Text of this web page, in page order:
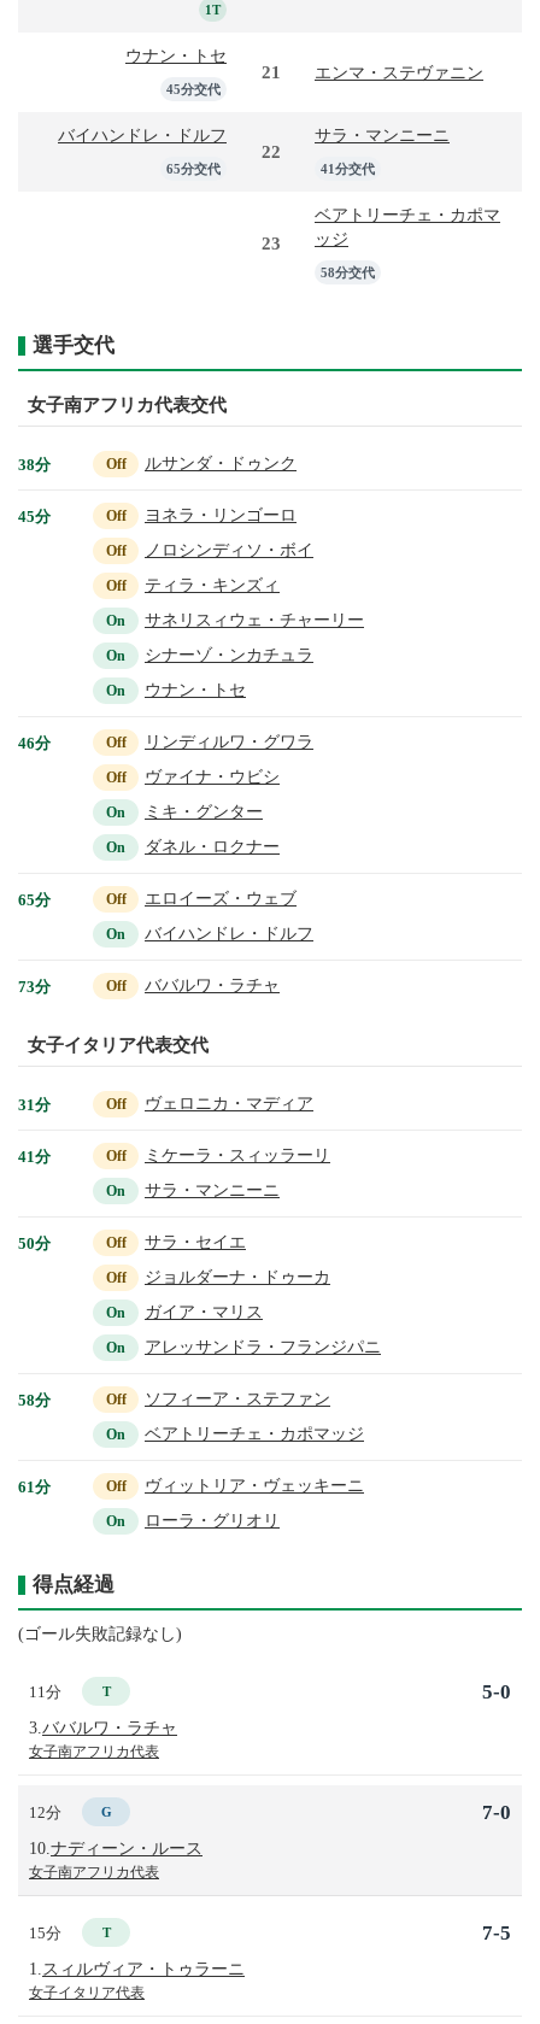
1T
ウナン・トセ
45分交代
21 エンマ・ステヴァニン
バイハンドレ・ドルフ
65分交代
22
サラ・マンニーニ
41分交代
23
ベアトリーチェ・カポマ
ッジ
58分交代
選手交代
女子南アフリカ代表交代
38分 Off ルサンダ・ドゥンク
45分 Off ヨネラ・リンゴーロ
Off ノロシンディソ・ボイ
Off ティラ・キンズィ
On サネリスィウェ・チャーリー
On シナーゾ・ンカチュラ
On ウナン・トセ
46分 Off リンディルワ・グワラ
Off ヴァイナ・ウビシ
On ミキ・グンター
On ダネル・ロクナー
65分 Off エロイーズ・ウェブ
On バイハンドレ・ドルフ
73分 Off ババルワ・ラチャ
女子イタリア代表交代
31分 Off ヴェロニカ・マディア
41分 Off ミケーラ・スィッラーリ
On サラ・マンニーニ
50分 Off サラ・セイエ
Off ジョルダーナ・ドゥーカ
On ガイア・マリス
On アレッサンドラ・フランジパニ
58分 Off ソフィーア・ステファン
On ベアトリーチェ・カポマッジ
61分 Off ヴィットリア・ヴェッキーニ
On ローラ・グリオリ
得点経過
(ゴール失敗記録なし)
11分 T
3. ババルワ・ラチャ
女子南アフリカ代表
5-0
12分 G
10. ナディーン・ルース
女子南アフリカ代表
7-0
15分 T
1. スィルヴィア・トゥラーニ
女子イタリア代表
7-5